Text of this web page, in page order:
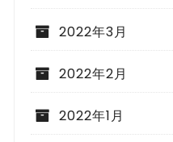
2022年3月
2022年2月
2022年1月